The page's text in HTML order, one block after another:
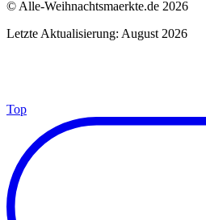
© Alle-Weihnachtsmaerkte.de 2026
Letzte Aktualisierung: August 2026
Top